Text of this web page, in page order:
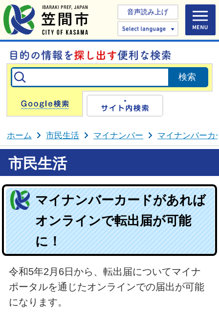
音声読み上げ
Select
Google検索
ホーム 市民生活 マイナンバー マイナンバーカ
市民生活
マイナンバーカードがあれば
オンラインで転出届が可能
に！
令和5年2月6日から、転出届についてマイナ
ポータルを通じたオンラインでの届出が可能
になります。